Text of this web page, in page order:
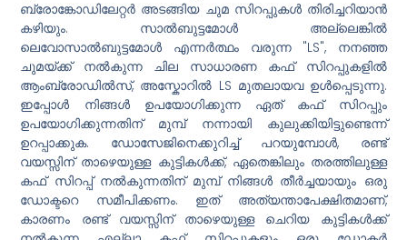
ബ്രോങ്കോഡിലേറ്റർ അടങ്ങിയ ചുമ സിറപ്പുകൾ തിരിച്ചറിയാൻ
കഴിയും. സാൽബുട്ടമോൾ അല്ലെങ്കിൽ
ലെവോസാൽബുട്ടമോൾ എന്നർത്ഥം വരുന്ന "LS", നനഞ്ഞ
ചുമയ്ക്ക് നൽകുന്ന ചില സാധാരണ കഫ് സിറപ്പുകളിൽ
ആംബ്രോഡിൽസ്, അസ്കോറിൽ LS മുതലായവ ഉൾപ്പെടുന്നു.
ഇപ്പോൾ നിങ്ങൾ ഉപയോഗിക്കുന്ന ഏത് കഫ് സിറപ്പും
ഉപയോഗിക്കുന്നതിന് മുമ്പ് നന്നായി കുലുക്കിയിട്ടുണ്ടെന്ന്
ഉറപ്പാക്കുക. ഡോസേജിനെക്കുറിച്ച് പറയുമ്പോൾ, രണ്ട്
വയസ്സിന് താഴെയുള്ള കുട്ടികൾക്ക്, ഏതെങ്കിലും തരത്തിലുള്ള
കഫ് സിറപ്പ് നൽകുന്നതിന് മുമ്പ് നിങ്ങൾ തീർച്ചയായും ഒരു
ഡോക്ടറെ സമീപിക്കണം. ഇത് അത്യന്താപേക്ഷിതമാണ്,
കാരണം രണ്ട് വയസ്സിന് താഴെയുള്ള ചെറിയ കുട്ടികൾക്ക്